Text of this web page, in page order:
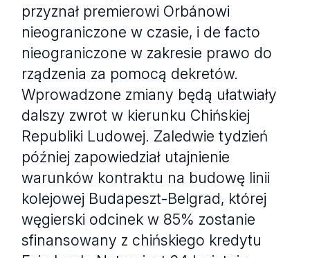
przyznał premierowi Orbánowi
nieograniczone w czasie, i de facto
nieograniczone w zakresie prawo do
rządzenia za pomocą dekretów.
Wprowadzone zmiany będą ułatwiały
dalszy zwrot w kierunku Chińskiej
Republiki Ludowej. Zaledwie tydzień
później zapowiedział utajnienie
warunków kontraktu na budowę linii
kolejowej Budapeszt-Belgrad, której
węgierski odcinek w 85% zostanie
sfinansowany z chińskiego kredytu